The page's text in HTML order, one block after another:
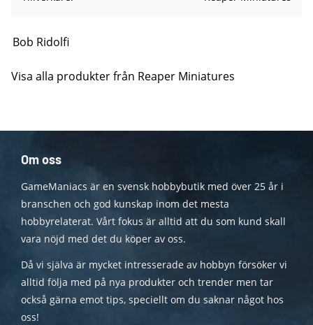
Bob Ridolfi
Visa alla produkter från Reaper Miniatures
Om oss
GameManiacs är en svensk hobbybutik med över 25 år i
branschen och god kunskap inom det mesta
hobbyrelaterat. Vårt fokus är alltid att du som kund skall
vara nöjd med det du köper av oss.
Då vi själva är mycket intresserade av hobbyn försöker vi
alltid följa med på nya produkter och trender men tar
också gärna emot tips, speciellt om du saknar något hos
oss!